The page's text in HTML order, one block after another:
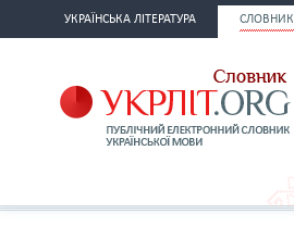
УКРАЇНСЬКА ЛІТЕРАТУРА СЛОВНИК